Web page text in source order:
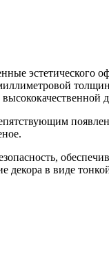
эстетического
в виде